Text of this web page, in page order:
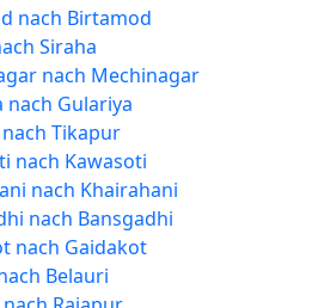
nach Birtamod
Siraha
nach Mechinagar
nach Gulariya
Tikapur
nach Kawasoti
nach Khairahani
nach Bansgadhi
nach Gaidakot
Belauri